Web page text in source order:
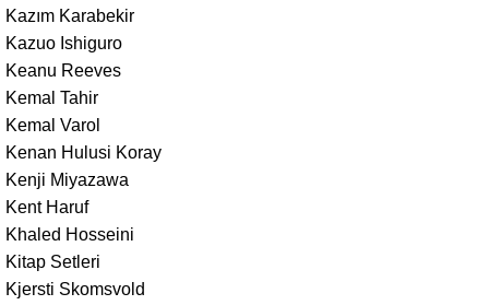
Kazım Karabekir
Kazuo Ishiguro
Keanu Reeves
Kemal Tahir
Kemal Varol
Kenan Hulusi Koray
Kenji Miyazawa
Kent Haruf
Khaled Hosseini
Kitap Setleri
Kjersti Skomsvold